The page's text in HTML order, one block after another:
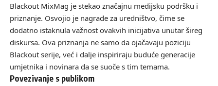
Blackout MixMag je stekao značajnu medijsku podršku i
priznanje. Osvojio je nagrade za uredništvo, čime se
dodatno istaknula važnost ovakvih inicijativa unutar šireg
diskursa. Ova priznanja ne samo da ojačavaju poziciju
Blackout serije, već i dalje inspiriraju buduće generacije
umjetnika i novinara da se suoče s tim temama.
Povezivanje s publikom